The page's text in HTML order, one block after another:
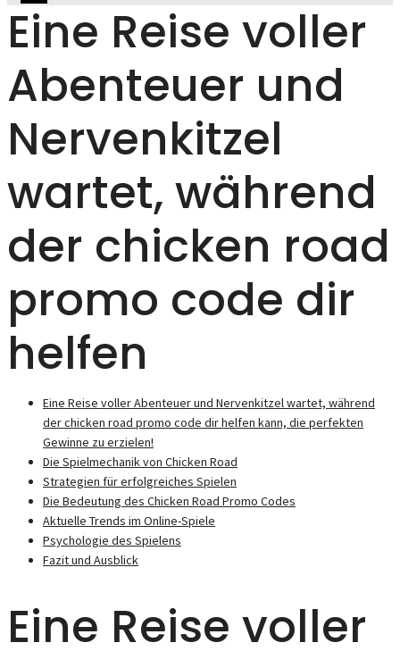
Eine Reise voller
Abenteuer und
Nervenkitzel
wartet, während
der chicken road
promo code dir
helfen
Eine Reise voller Abenteuer und Nervenkitzel wartet, während
der chicken road promo code dir helfen kann, die perfekten
Gewinne zu erzielen!
Die Spielmechanik von Chicken Road
Strategien für erfolgreiches Spielen
Die Bedeutung des Chicken Road Promo Codes
Aktuelle Trends im Online-Spiele
Psychologie des Spielens
Fazit und Ausblick
Eine Reise voller